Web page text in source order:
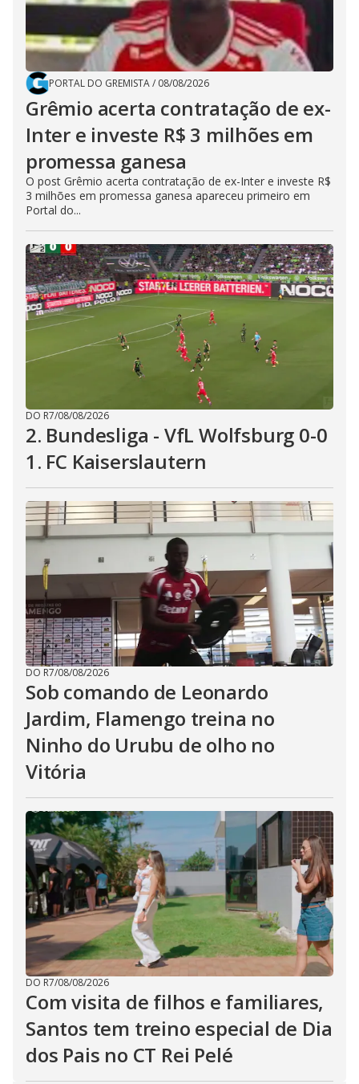
PORTAL DO GREMISTA/ 08/08/2026
Grêmio acerta contratação de ex-
Inter e investe R$ 3 milhões em
promessa ganesa
O post Grêmio acerta contratação de ex-Inter e investe R$
3 milhões em promessa ganesa apareceu primeiro em
Portal do...
DO R7/08/08/2026
2. Bundesliga - VfL Wolfsburg 0-0
1. FC Kaiserslautern
DO R7/08/08/2026
Sob comando de Leonardo
Jardim, Flamengo treina no
Ninho do Urubu de olho no
Vitória
DO R7/08/08/2026
Com visita de filhos e familiares,
Santos tem treino especial de Dia
dos Pais no CT Rei Pelé